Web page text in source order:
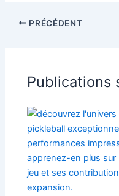
PRÉCÉDENT
Publications